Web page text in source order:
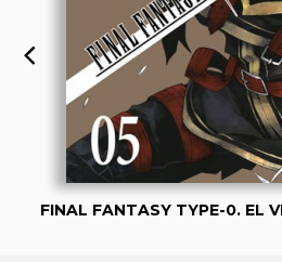
FINAL FANTASY TYPE-0. EL